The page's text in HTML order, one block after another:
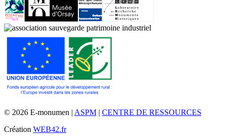
© 2026 E-monumen | ASPM | CENTRE DE RESSOURCES
Création WEB42.fr